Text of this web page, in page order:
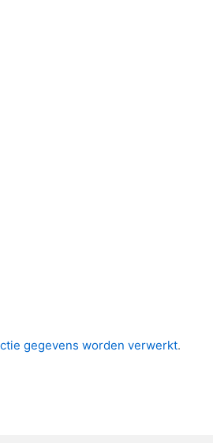
gegevens worden verwerkt.